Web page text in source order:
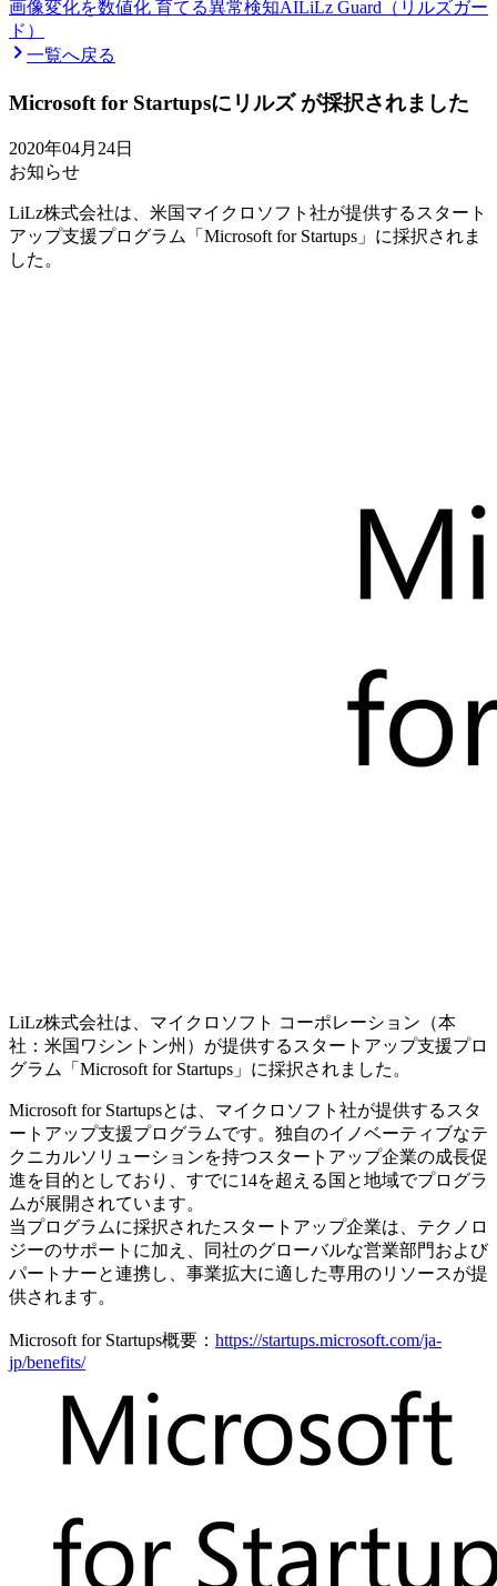
画像変化を数値化 育てる異常検知AILiLz Guard（リルズガー
ド）
一覧へ戻る
Microsoft for Startupsにリルズ が採択されました
2020年04月24日
お知らせ
LiLz株式会社は、米国マイクロソフト社が提供するスタート
アップ支援プログラム「Microsoft for Startups」に採択されま
した。
LiLz株式会社は、マイクロソフト コーポレーション（本
社：米国ワシントン州）が提供するスタートアップ支援プロ
グラム「Microsoft for Startups」に採択されました。
Microsoft for Startupsとは、マイクロソフト社が提供するスタ
ートアップ支援プログラムです。独自のイノベーティブなテ
クニカルソリューションを持つスタートアップ企業の成長促
進を目的としており、すでに14を超える国と地域でプログラ
ムが展開されています。
当プログラムに採択されたスタートアップ企業は、テクノロ
ジーのサポートに加え、同社のグローバルな営業部門および
パートナーと連携し、事業拡大に適した専用のリソースが提
供されます。
Microsoft for Startups概要： https://startups.microsoft.com/ja-
jp/benefits/